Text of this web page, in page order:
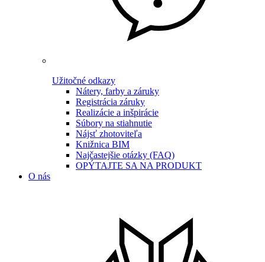
Užitočné odkazy
Nátery, farby a záruky
Registrácia záruky
Realizácie a inšpirácie
Súbory na stiahnutie
Nájsť zhotoviteľa
Knižnica BIM
Najčastejšie otázky (FAQ)
OPÝTAJTE SA NA PRODUKT
O nás